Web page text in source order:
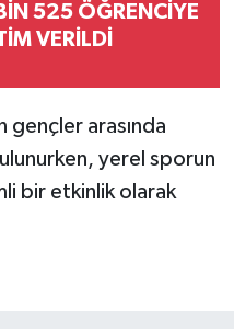
525 ÖĞRENCİYE
VERİLDİ
gençler arasında
yerel sporun
bir etkinlik olarak